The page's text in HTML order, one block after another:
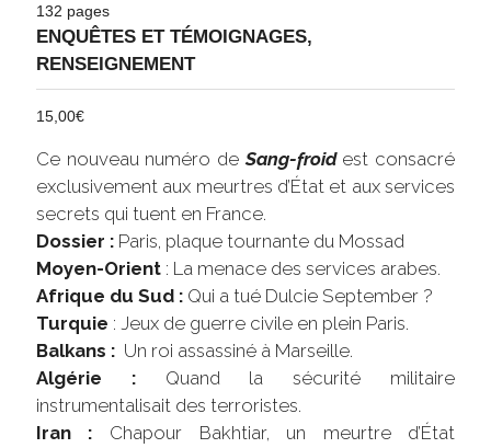
132 pages
ENQUÊTES ET TÉMOIGNAGES,
RENSEIGNEMENT
15,00€
Ce nouveau numéro deSang-froidest consacré
exclusivement aux meurtres d’État et aux services
secrets qui tuent en France.
Dossier :Paris, plaque tournante du Mossad
Moyen-Orient: La menace des services arabes.
Afrique du Sud :Qui a tué Dulcie September ?
Turquie : Jeux de guerre civile en plein Paris.
Balkans :Un roi assassiné à Marseille.
Algérie :Quand la sécurité militaire
instrumentalisait des terroristes.
Iran : Chapour Bakhtiar, un meurtre d’État